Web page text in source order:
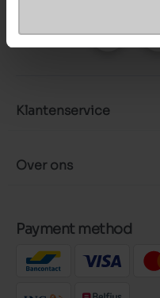
Volg ons
Klantenservice
Over ons
Payment method